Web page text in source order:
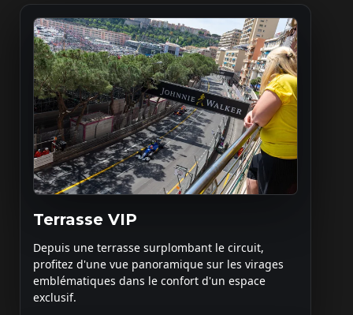
Terrasse VIP
Depuis une terrasse surplombant le circuit,
profitez d'une vue panoramique sur les virages
emblématiques dans le confort d'un espace
exclusif.